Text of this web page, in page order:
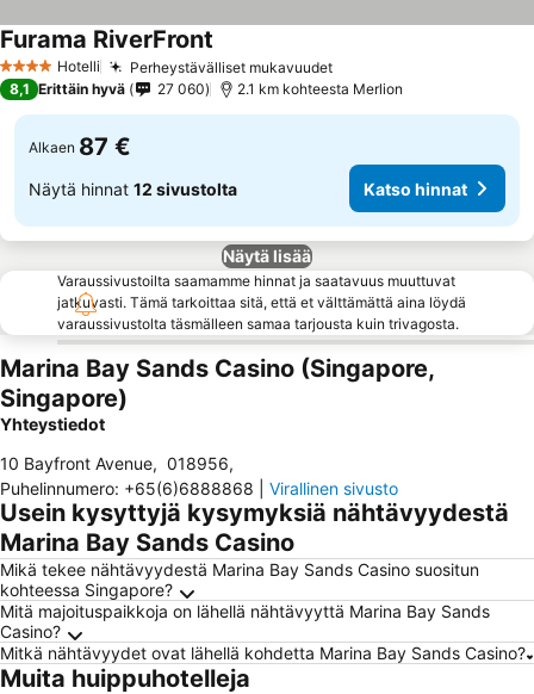
4 Tähtiluokitus
Hotelli Perheystävälliset mukavuudetKatso hinnat
Furama RiverFront
8,1 Erittäin hyvä 27 060 2.1 km kohteesta Merlion
Alkaen 87 €
Näytä hinnat 12 sivustolta Katso hinnat
Näytä lisää
Varaussivustoilta saamamme hinnat ja saatavuus muuttuvat
jatkuvasti. Tämä tarkoittaa sitä, että et välttämättä aina löydä
varaussivustolta täsmälleen samaa tarjousta kuin trivagosta.
Marina Bay Sands Casino (Singapore,
Singapore)
Yhteystiedot
10 Bayfront Avenue, 018956,
Puhelinnumero: +65(6)6888868 Virallinen sivusto
Usein kysyttyjä kysymyksiä nähtävyydestä
Marina Bay Sands Casino
Mikä tekee nähtävyydestä Marina Bay Sands Casino suositun
kohteessa Singapore?
Mitä majoituspaikkoja on lähellä nähtävyyttä Marina Bay Sands
Casino?
Mitkä nähtävyydet ovat lähellä kohdetta Marina Bay Sands Casino?
Muita huippuhotelleja